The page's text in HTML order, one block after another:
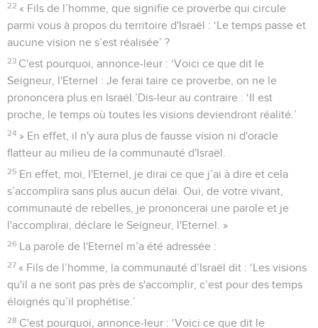
22 « Fils de l’homme, que signifie ce proverbe qui circule
parmi vous à propos du territoire d'Israël : ‘Le temps passe et
aucune vision ne s’est réalisée’ ?
23 C'est pourquoi, annonce-leur : ‘Voici ce que dit le
Seigneur, l'Eternel : Je ferai taire ce proverbe, on ne le
prononcera plus en Israël.’Dis-leur au contraire : ‘Il est
proche, le temps où toutes les visions deviendront réalité.’
24 » En effet, il n'y aura plus de fausse vision ni d'oracle
flatteur au milieu de la communauté d'Israël.
25 En effet, moi, l'Eternel, je dirai ce que j’ai à dire et cela
s’accomplira sans plus aucun délai. Oui, de votre vivant,
communauté de rebelles, je prononcerai une parole et je
l'accomplirai, déclare le Seigneur, l'Eternel. »
26 La parole de l'Eternel m’a été adressée :
27 « Fils de l’homme, la communauté d’Israël dit : ‘Les visions
qu'il a ne sont pas près de s'accomplir, c’est pour des temps
éloignés qu’il prophétise.’
28 C'est pourquoi, annonce-leur : ‘Voici ce que dit le